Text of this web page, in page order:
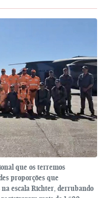
que os terremos
proporções que
escala Richter, derrubando